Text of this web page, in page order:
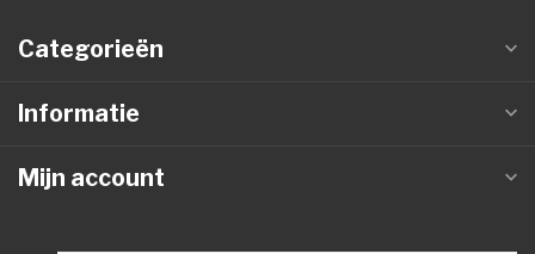
Categorieën
Informatie
Mijn account